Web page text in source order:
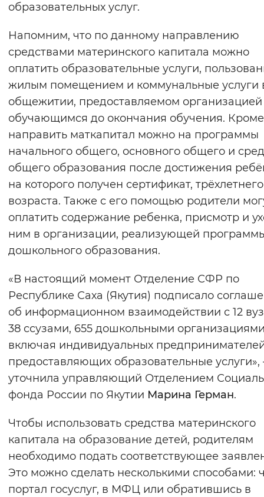
образовательных услуг.
Напомним, что по данному направлению
средствами материнского капитала можно
оплатить образовательные услуги,
жилым помещением и коммунальные услуги
общежитии, предоставляемом организацией
обучающимся до окончания обучения. Кроме
направить маткапитал можно на программы
начального общего, основного общего и
общего образования после достижения
на которого получен сертификат, трёхлетнего
возраста. Также с его помощью родители
оплатить содержание ребенка, присмотр и
ним в организации, реализующей
дошкольного образования.
«В настоящий момент Отделение СФР по
Республике Саха (Якутия) подписало
об информационном взаимодействии с 12
38 ссузами, 655 дошкольными
включая индивидуальных
предоставляющих образовательные
уточнила управляющий Отделением
фонда России по Якутии Марина Герман.
Чтобы использовать средства материнского
капитала на образование детей, родителям
необходимо подать соответствующее
Это можно сделать несколькими способами:
портал госуслуг, в МФЦ или обратившись в